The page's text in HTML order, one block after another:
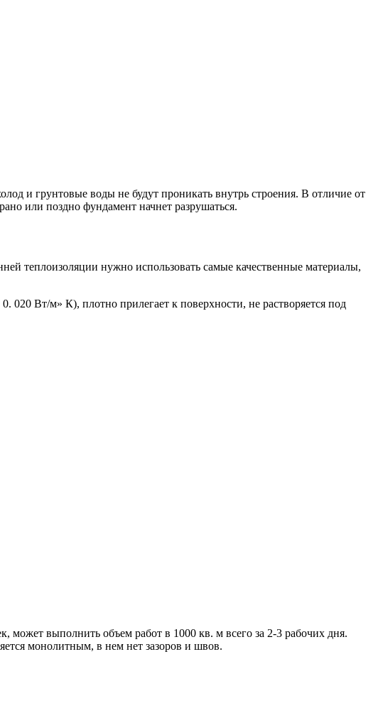
и грунтовые воды не будут проникать внутрь строения. В отличие от
или поздно фундамент начнет разрушаться.
теплоизоляции нужно использовать самые качественные материалы,
020 Вт/м» К), плотно прилегает к поверхности, не растворяется под
может выполнить объем работ в 1000 кв. м всего за 2-3 рабочих дня.
монолитным, в нем нет зазоров и швов.